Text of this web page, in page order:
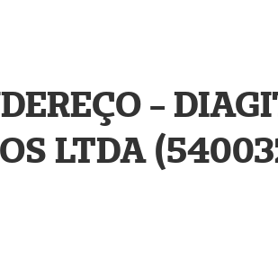
-
LTDA